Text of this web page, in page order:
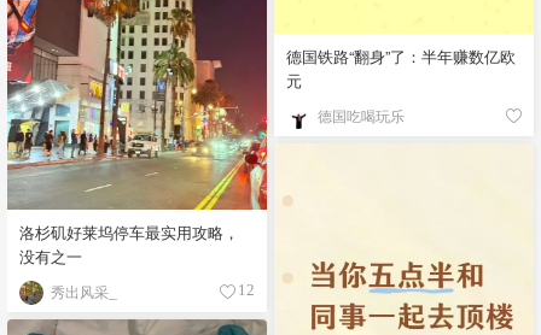
德国铁路“翻身”了：半年赚数亿欧
元
德国吃喝玩乐
洛杉矶好莱坞停车最实用攻略，
没有之一
秀出风采_ 12